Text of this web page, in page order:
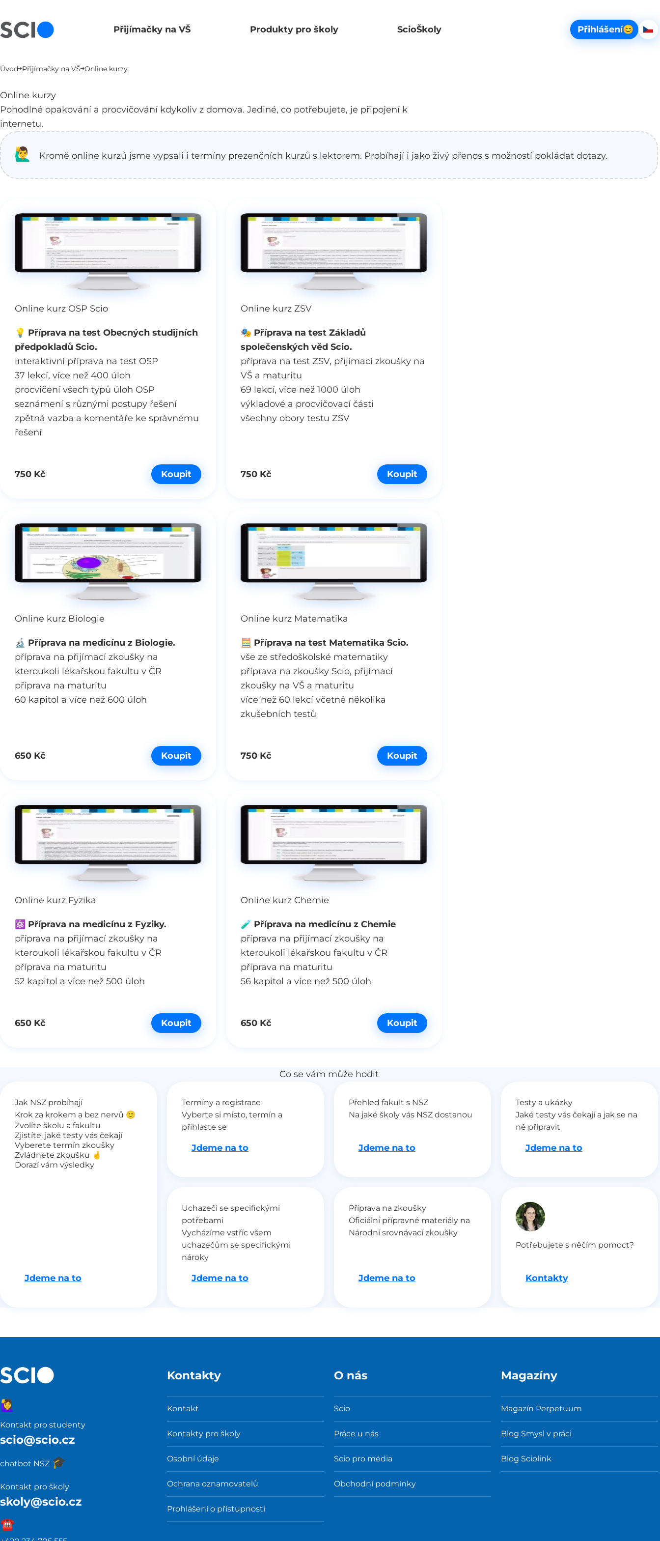
scio_web.span_sr-only.basket
Přijímačky na VŠ Produkty pro školy ScioŠkoly Přihlášení😊
Úvod Přijímačky na VŠ Online kurzy
Online kurzy
Pohodlné opakování a procvičování kdykoliv z domova. Jediné, co potřebujete, je připojení k
internetu.
🙋‍♂ Kromě online kurzů jsme vypsali i termíny prezenčních kurzů s lektorem. Probíhají i jako živý přenos s možností pokládat dotazy.
Online kurz OSP Scio
💡 Příprava na test Obecných studijních
předpokladů Scio.
interaktivní příprava na test OSP
37 lekcí, více než 400 úloh
procvičení všech typů úloh OSP
seznámení s různými postupy řešení
zpětná vazba a komentáře ke správnému
řešení
750 Kč Koupit
Online kurz ZSV
🎭 Příprava na test Základů
společenských věd Scio.
příprava na test ZSV, přijímací zkoušky na
VŠ a maturitu
69 lekcí, více než 1000 úloh
výkladové a procvičovací části
všechny obory testu ZSV
750 Kč Koupit
Online kurz Biologie
🔬 Příprava na medicínu z Biologie.
příprava na přijímací zkoušky na
kteroukoli lékařskou fakultu v ČR
příprava na maturitu
60 kapitol a více než 600 úloh
650 Kč Koupit
Online kurz Matematika
🧮 Příprava na test Matematika Scio.
vše ze středoškolské matematiky
příprava na zkoušky Scio, přijímací
zkoušky na VŠ a maturitu
více než 60 lekcí včetně několika
zkušebních testů
750 Kč Koupit
Online kurz Fyzika
⚛︎ Příprava na medicínu z Fyziky.
příprava na přijímací zkoušky na
kteroukoli lékařskou fakultu v ČR
příprava na maturitu
52 kapitol a více než 500 úloh
650 Kč Koupit
Online kurz Chemie
🧪 Příprava na medicínu z Chemie
příprava na přijímací zkoušky na
kteroukoli lékařskou fakultu v ČR
příprava na maturitu
56 kapitol a více než 500 úloh
650 Kč Koupit
Co se vám může hodit
Jak NSZ probíhají
Krok za krokem a bez nervů 🙂
Zvolíte školu a fakultu
Zjistíte, jaké testy vás čekají
Vyberete termín zkoušky
Zvládnete zkoušku 🤞
Dorazí vám výsledky
Jdeme na to
Termíny a registrace
Vyberte si místo, termín a
přihlaste se
Jdeme na to
Přehled fakult s NSZ
Na jaké školy vás NSZ dostanou
Jdeme na to
Testy a ukázky
Jaké testy vás čekají a jak se na
ně připravit
Jdeme na to
Uchazeči se specifickými
potřebami
Vycházíme vstříc všem
uchazečům se specifickými
nároky
Jdeme na to
Příprava na zkoušky
Oficiální přípravné materiály na
Národní srovnávací zkoušky
Jdeme na to
Potřebujete s něčím pomoct?
Kontakty
Kontakt pro studenty
scio@scio.cz
chatbot NSZ 🎓️
🙋‍♀️
Kontakt pro školy
skoly@scio.cz
☎️️
Kontakty
Kontakt
Kontakty pro školy
Osobní údaje
Ochrana oznamovatelů
Prohlášení o přístupnosti
O nás
Scio
Práce u nás
Scio pro média
Obchodní podmínky
Magazíny
Magazín Perpetuum
Blog Smysl v práci
Blog Sciolink